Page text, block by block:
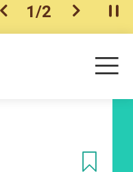
上一个
1/2 下一个开
目